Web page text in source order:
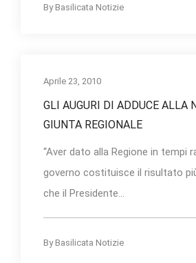
By Basilicata Notizie
Aprile 23, 2010
GLI AUGURI DI ADDUCE ALLA
GIUNTA REGIONALE
“Aver dato alla Regione in tempi
governo costituisce il risultato
che il Presidente...
By Basilicata Notizie